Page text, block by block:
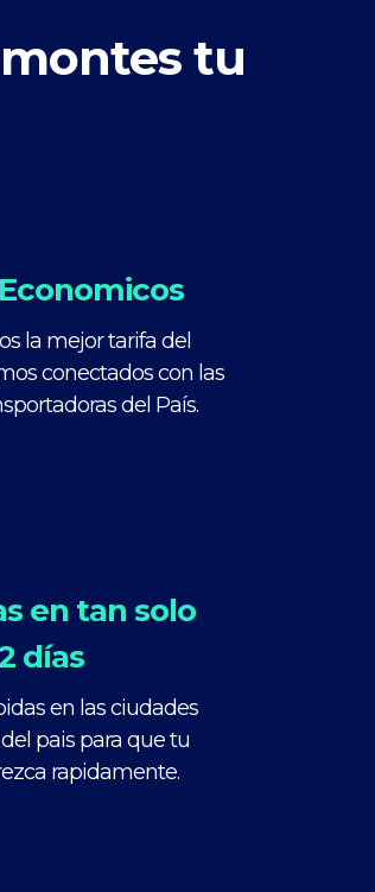
tu
la mejor tarifa del
conectados con las
del País.
en tan solo
días
en las ciudades
pais para que tu
rapidamente.